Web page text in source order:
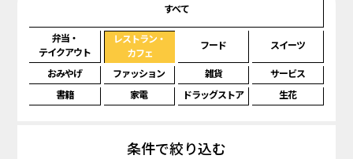
すべて
弁当・
テイクアウト
レストラン・
カフェ
フード スイーツ
おみやげ ファッション 雑貨
サービス
書籍
家電 ドラッグストア 生花
条件で絞り込む